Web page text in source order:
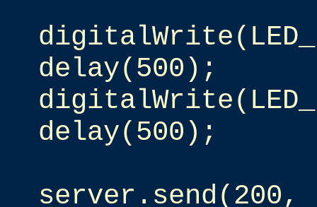
delay(500);
delay(500);